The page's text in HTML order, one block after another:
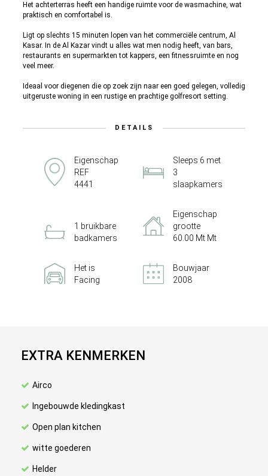
Het achterterras heeft een handige ruimte voor de wasmachine, wat
praktisch en comfortabel is.
Ligt op slechts 15 minuten lopen van het commerciële centrum, Al
Kasar. In de Al Kazar vindt u alles wat men nodig heeft, van bars,
restaurants en supermarkten tot kappers, een fitnessruimte en nog
veel meer.
Ideaal voor diegenen die op zoek zijn naar een goed gelegen, volledig
uitgeruste woning in een rustige en prachtige golfresort setting.
DETAILS
Eigenschap
REF
4441
Sleeps 6 met
3
slaapkamers
1 bruikbare
badkamers
Eigenschap
grootte
60.00 Mt Mt
Het is
Facing
Bouwjaar
2008
EXTRA KENMERKEN
Airco
Ingebouwde kledingkast
Open plan kitchen
witte goederen
Helder